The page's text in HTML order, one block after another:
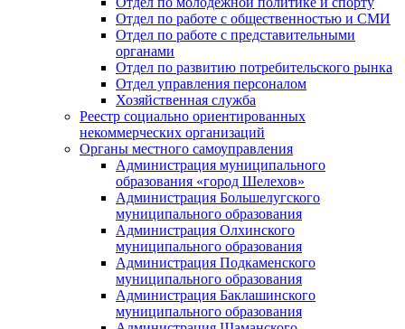
Отдел по работе с общественностью и СМИ
Отдел по работе с представительными
органами
Отдел по развитию потребительского рынка
Отдел управления персоналом
Хозяйственная служба
Реестр социально ориентированных
некоммерческих организаций
Органы местного самоуправления
Администрация муниципального
образования «город Шелехов»
Администрация Большелугского
муниципального образования
Администрация Олхинского
муниципального образования
Администрация Подкаменского
муниципального образования
Администрация Баклашинского
муниципального образования